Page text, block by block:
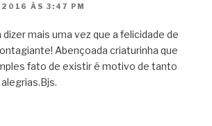
ÀS 3:47 PM
dizer mais uma vez que a felicidade de
Abençoada criaturinha que
fato de existir é motivo de tanto